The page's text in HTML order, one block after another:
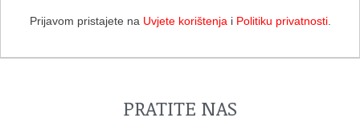
Prijavom pristajete na Uvjete korištenja i Politiku privatnosti.
PRATITE NAS